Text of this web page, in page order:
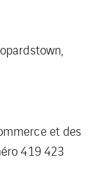
et des
419 423